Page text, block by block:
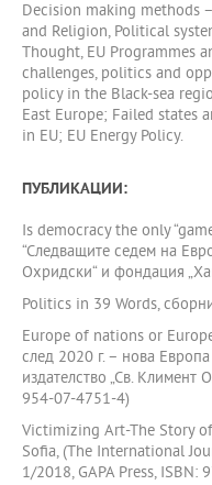
Decision making methods
and Religion, Political
Thought, EU Programmes
challenges, politics and
policy in the Black-sea
East Europe; Failed states
in EU; EU Energy Policy.
ПУБЛИКАЦИИ:
Is democracy the only
“Следващите седем на
Охридски“ и фондация
Politics in 39 Words,
Europe of nations or
след 2020 г. – нова
издателство „Св.
954-07-4751-4)
Victimizing Art-The Story
Sofia, (The International
1/2018, GAPA Press,